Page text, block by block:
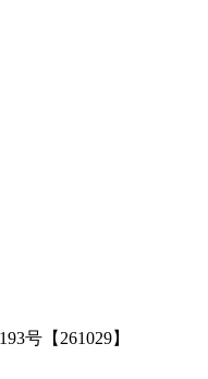
号【261029】